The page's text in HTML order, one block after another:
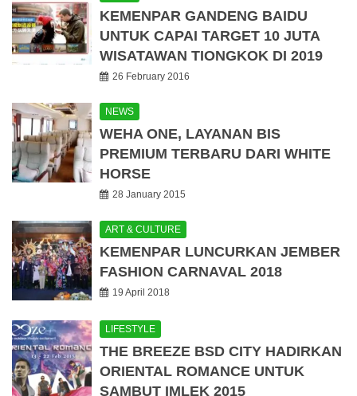
KEMENPAR GANDENG BAIDU
UNTUK CAPAI TARGET 10 JUTA
WISATAWAN TIONGKOK DI 2019
26 February 2016
NEWS
WEHA ONE, LAYANAN BIS
PREMIUM TERBARU DARI WHITE
HORSE
28 January 2015
ART & CULTURE
KEMENPAR LUNCURKAN JEMBER
FASHION CARNAVAL 2018
19 April 2018
LIFESTYLE
THE BREEZE BSD CITY HADIRKAN
ORIENTAL ROMANCE UNTUK
SAMBUT IMLEK 2015